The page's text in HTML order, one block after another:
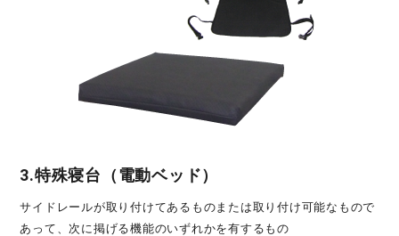
3.特殊寝台（電動ベッド）
サイドレールが取り付けてあるものまたは取り付け可能なもので
あって、次に掲げる機能のいずれかを有するもの